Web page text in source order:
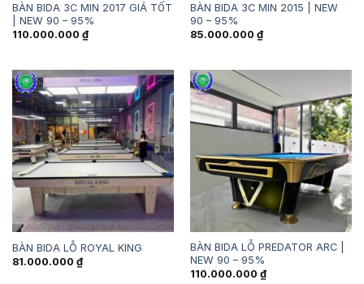
BÀN BIDA 3C MIN 2017 GIÁ TỐT
| NEW 90 – 95%
110.000.000 ₫
BÀN BIDA 3C MIN 2015 | NEW
90 – 95%
85.000.000 ₫
BÀN BIDA LỖ ROYAL KING
81.000.000 ₫
BÀN BIDA LỖ PREDATOR ARC |
NEW 90 – 95%
110.000.000 ₫